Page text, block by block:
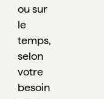
ou sur
le
temps,
selon
votre
besoin